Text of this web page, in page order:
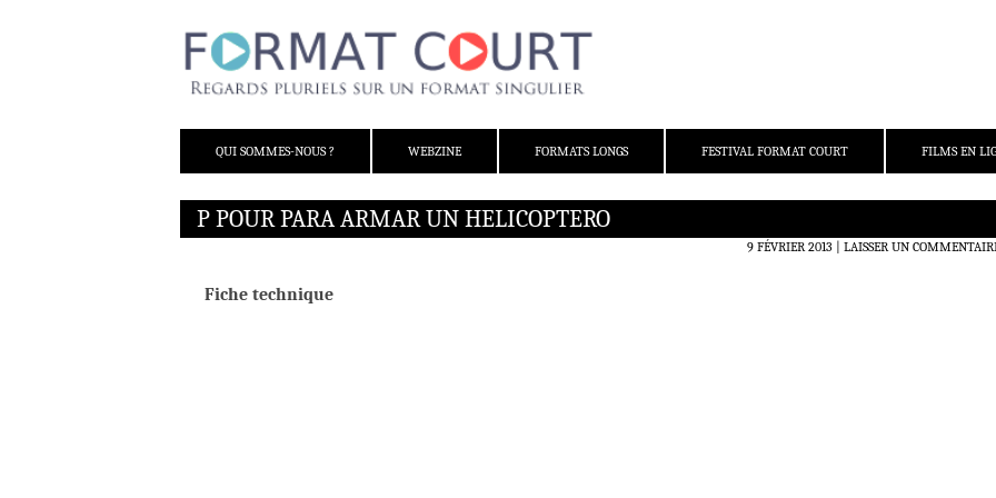
QUI SOMMES-NOUS ?
WEBZINE FORMATS LONGS FESTIVAL FORMAT COURT FILMS EN
P POUR PARA ARMAR UN HELICOPTERO
9 FÉVRIER 2013 LAISSER UN
Fiche technique